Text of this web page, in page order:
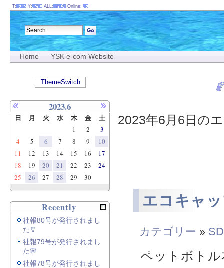
Home YSK e-com Website
2023年6月6日の
エコキャ
カテゴリー »
ペットボト
T: Y: ALL: Online:
ThemeSwitch
2023.6
日 月 火 水 木 金 土
1 2
3
4
5 6 7 8 9
10
11
12 13 14 15 16
17
18
19 20 21 22 23
24
25
26 27 28 29 30
Recently
社報80号が発行されまし
た🎐
社報79号が発行されまし
た🌸
社報78号が発行されまし